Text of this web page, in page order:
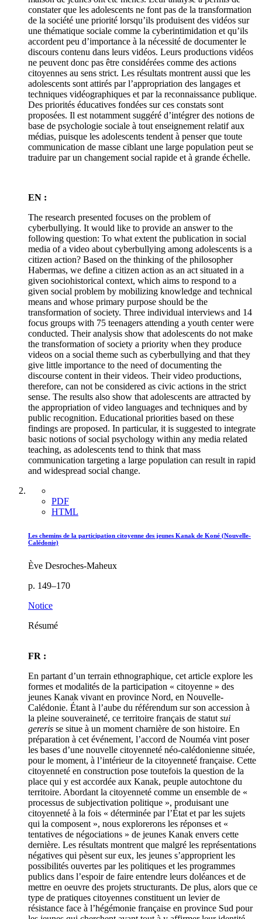
constater que les adolescents ne font pas de la transformation
de la société une priorité lorsqu’ils produisent des vidéos sur
une thématique sociale comme la cyberintimidation et qu’ils
accordent peu d’importance à la nécessité de documenter le
discours contenu dans leurs vidéos. Leurs productions vidéos
ne peuvent donc pas être considérées comme des actions
citoyennes au sens strict. Les résultats montrent aussi que les
adolescents sont attirés par l’appropriation des langages et
techniques vidéographiques et par la reconnaissance publique.
Des priorités éducatives fondées sur ces constats sont
proposées. Il est notamment suggéré d’intégrer des notions de
base de psychologie sociale à tout enseignement relatif aux
médias, puisque les adolescents tendent à penser que toute
communication de masse ciblant une large population peut se
traduire par un changement social rapide et à grande échelle.
EN :
The research presented focuses on the problem of
cyberbullying. It would like to provide an answer to the
following question: To what extent the publication in social
media of a video about cyberbullying among adolescents is a
citizen action? Based on the thinking of the philosopher
Habermas, we define a citizen action as an act situated in a
given sociohistorical context, which aims to respond to a
given social problem by mobilizing knowledge and technical
means and whose primary purpose should be the
transformation of society. Three individual interviews and 14
focus groups with 75 teenagers attending a youth center were
conducted. Their analysis show that adolescents do not make
the transformation of society a priority when they produce
videos on a social theme such as cyberbullying and that they
give little importance to the need of documenting the
discourse content in their videos. Their video productions,
therefore, can not be considered as civic actions in the strict
sense. The results also show that adolescents are attracted by
the appropriation of video languages and techniques and by
public recognition. Educational priorities based on these
findings are proposed. In particular, it is suggested to integrate
basic notions of social psychology within any media related
teaching, as adolescents tend to think that mass
communication targeting a large population can result in rapid
and widespread social change.
PDF
HTML
Les chemins de la participation citoyenne des jeunes Kanak de Koné (Nouvelle-
Calédonie)
Ève Desroches-Maheux
p. 149–170
Notice
Résumé
FR :
En partant d’un terrain ethnographique, cet article explore les
formes et modalités de la participation « citoyenne » des
jeunes Kanak vivant en province Nord, en Nouvelle-
Calédonie. Étant à l’aube du référendum sur son accession à
la pleine souveraineté, ce territoire français de statut sui
gereris se situe à un moment charnière de son histoire. En
préparation à cet événement, l’accord de Nouméa vint poser
les bases d’une nouvelle citoyenneté néo-calédonienne située,
pour le moment, à l’intérieur de la citoyenneté française. Cette
citoyenneté en construction pose toutefois la question de la
place qui y est accordée aux Kanak, peuple autochtone du
territoire. Abordant la citoyenneté comme un ensemble de «
processus de subjectivation politique », produisant une
citoyenneté à la fois « déterminée par l’État et par les sujets
qui la composent », nous explorerons les réponses et «
tentatives de négociations » de jeunes Kanak envers cette
dernière. Les résultats montrent que malgré les représentations
négatives qui pèsent sur eux, les jeunes s’approprient les
possibilités ouvertes par les politiques et les programmes
publics dans l’espoir de faire entendre leurs doléances et de
mettre en oeuvre des projets structurants. De plus, alors que ce
type de pratiques citoyennes constituent un levier de
résistance face à l’hégémonie française en province Sud pour